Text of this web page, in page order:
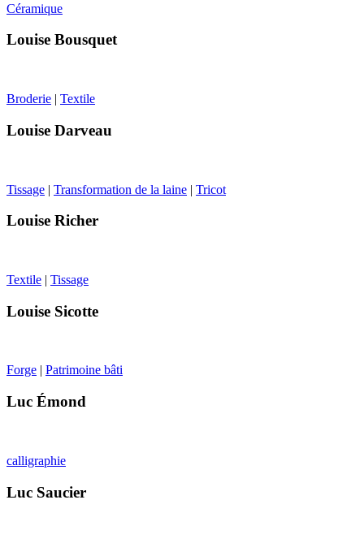
Céramique
Louise Bousquet
Broderie | Textile
Louise Darveau
Tissage | Transformation de la laine | Tricot
Louise Richer
Textile | Tissage
Louise Sicotte
Forge | Patrimoine bâti
Luc Émond
calligraphie
Luc Saucier